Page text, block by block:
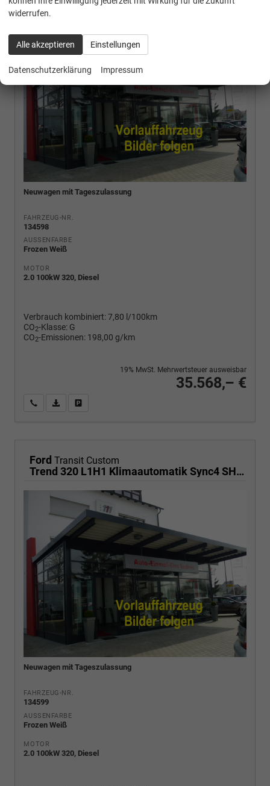
Neuwagen mit Tageszulassung
FAHRZEUG-NR.
134598
AUSSENFARBE
Frozen Weiß
MOTOR
2.0 100kW 320, Diesel
Verbrauch kombiniert:7,80 l/100km
CO2-Klasse: G
CO2-Emissionen: 198,00 g/km
35.568,– €
19% MwSt. Mehrwertsteuer ausweisbar
Wir rufen Sie anPDF-Fahrzeugexposé drucken
Ford Transit Custom
Trend 320 L1H1 Klimaautomatik Sync4 SHZ 2 x Einparkhilfe Kamera 5JG
Neuwagen mit Tageszulassung
FAHRZEUG-NR.
134599
AUSSENFARBE
Frozen Weiß
MOTOR
2.0 100kW 320, Diesel
widerrufen.
Alle akzeptieren Einstellungen
Datenschutzerklärung Impressum